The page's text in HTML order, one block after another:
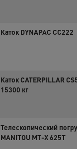
Каток DYNAPAC CC222
Каток CATERPILLAR
15300 кг
Телескопический
MANITOU MT-Х 625T